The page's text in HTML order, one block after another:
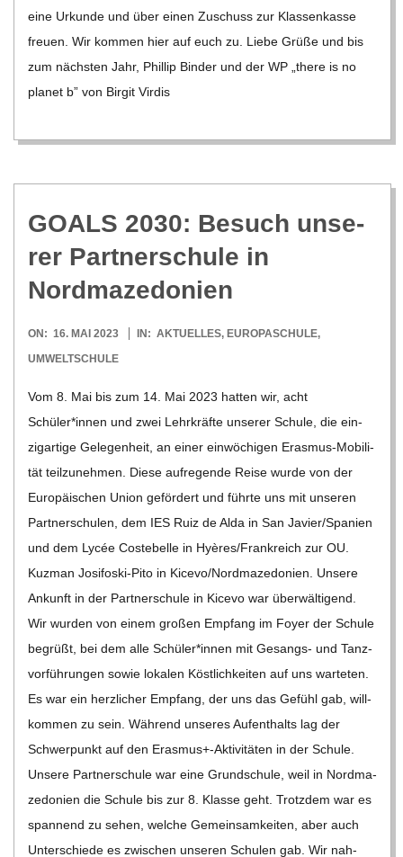
eine Urkunde und über einen Zuschuss zur Klas­sen­kasse
freuen. Wir kom­men hier auf euch zu. Liebe Grüße und bis
zum nächs­ten Jahr, Phil­lip Bin­der und der WP „there is no
pla­net b” von Bir­git Vir­dis
GOALS 2030: Besuch unse­
rer Part­ner­schule in
Nordmazedonien
2023-
05-
ON: 16. MAI 2023 IN: AKTUELLES, EUROPASCHULE,
UMWELTSCHULE
Vom 8. Mai bis zum 14. Mai 2023 hat­ten wir, acht
Schüler*innen und zwei Lehr­kräfte unse­rer Schule, die ein­
zig­ar­tige Gele­gen­heit, an einer ein­wö­chi­gen Eras­­mus-Mobi­­li­­
tät teil­zu­neh­men. Diese auf­re­gende Reise wurde von der
Euro­päi­schen Union geför­dert und führte uns mit unse­ren
Part­ner­schu­len, dem IES Ruiz de Alda in San Javier/​​Spanien
und dem Lycée Cos­te­belle in Hyères/​​Frankreich zur OU.
Kuz­man Josi­­fo­­ski-Pito in Kicevo/​​Nordmazedonien. Unsere
Ankunft in der Part­ner­schule in Kicevo war über­wäl­ti­gend.
Wir wur­den von einem gro­ßen Emp­fang im Foyer der Schule
begrüßt, bei dem alle Schüler*innen mit Gesangs- und Tanz­
vor­füh­run­gen sowie loka­len Köst­lich­kei­ten auf uns war­te­ten.
Es war ein herz­li­cher Emp­fang, der uns das Gefühl gab, will­
kom­men zu sein. Wäh­rend unse­res Auf­ent­halts lag der
Schwer­punkt auf den Erasmus+-Aktivitäten in der Schule.
Unsere Part­ner­schule war eine Grund­schule, weil in Nord­ma­
ze­do­nien die Schule bis zur 8. Klasse geht. Trotz­dem war es
span­nend zu sehen, wel­che Gemein­sam­kei­ten, aber auch
Unter­schiede es zwi­schen unse­ren Schu­len gab. Wir nah­